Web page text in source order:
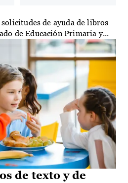
de texto y de
de ayuda de libros
de Educación Primaria y...